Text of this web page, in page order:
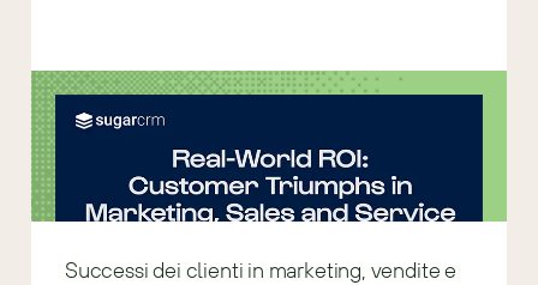
Successi dei clienti in marketing, vendite e